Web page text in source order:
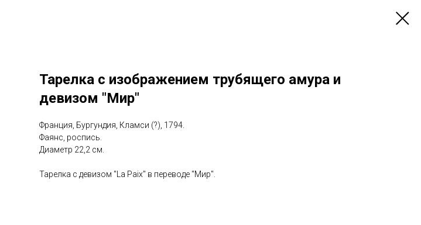
Тарелка с изображением трубящего амура и
девизом "Мир"
Франция, Бургундия, Кламси (?), 1794.
Фаянс, роспись.
Диаметр 22,2 см.
Тарелка с девизом "La Paix" в переводе "Мир".